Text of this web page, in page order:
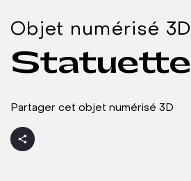
Objet numérisé 3D
Statuette
Partager cet objet numérisé 3D